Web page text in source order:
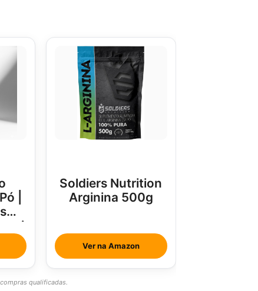
|
Soldiers Nutrition
Arginina 500g
Ver na Amazon
qualificadas.